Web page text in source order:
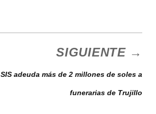
SIGUIENTE →
SIS adeuda más de 2 millones de soles a
funerarias de Trujillo